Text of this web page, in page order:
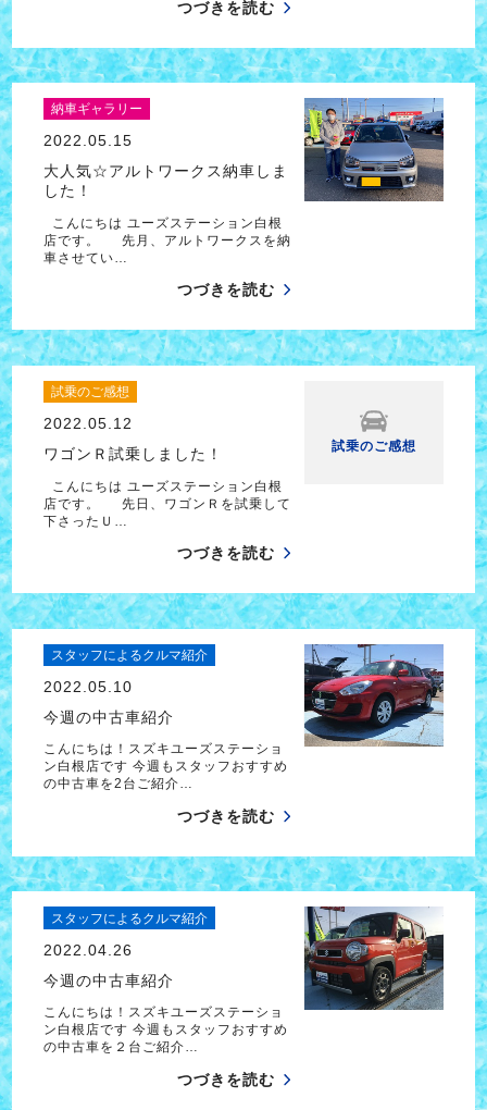
つづきを読む
納車ギャラリー
2022.05.15
大人気☆アルトワークス納車しま
した！
こんにちは ユーズステーション白根
店です。 先月、アルトワークスを納
車させてい…
つづきを読む
試乗のご感想
2022.05.12
ワゴンＲ試乗しました！
こんにちは ユーズステーション白根
店です。 先日、ワゴンＲを試乗して
下さったＵ…
つづきを読む
試乗のご感想
スタッフによるクルマ紹介
2022.05.10
今週の中古車紹介
こんにちは！スズキユーズステーショ
ン白根店です 今週もスタッフおすすめ
の中古車を2台ご紹介…
つづきを読む
スタッフによるクルマ紹介
2022.04.26
今週の中古車紹介
こんにちは！スズキユーズステーショ
ン白根店です 今週もスタッフおすすめ
の中古車を２台ご紹介…
つづきを読む